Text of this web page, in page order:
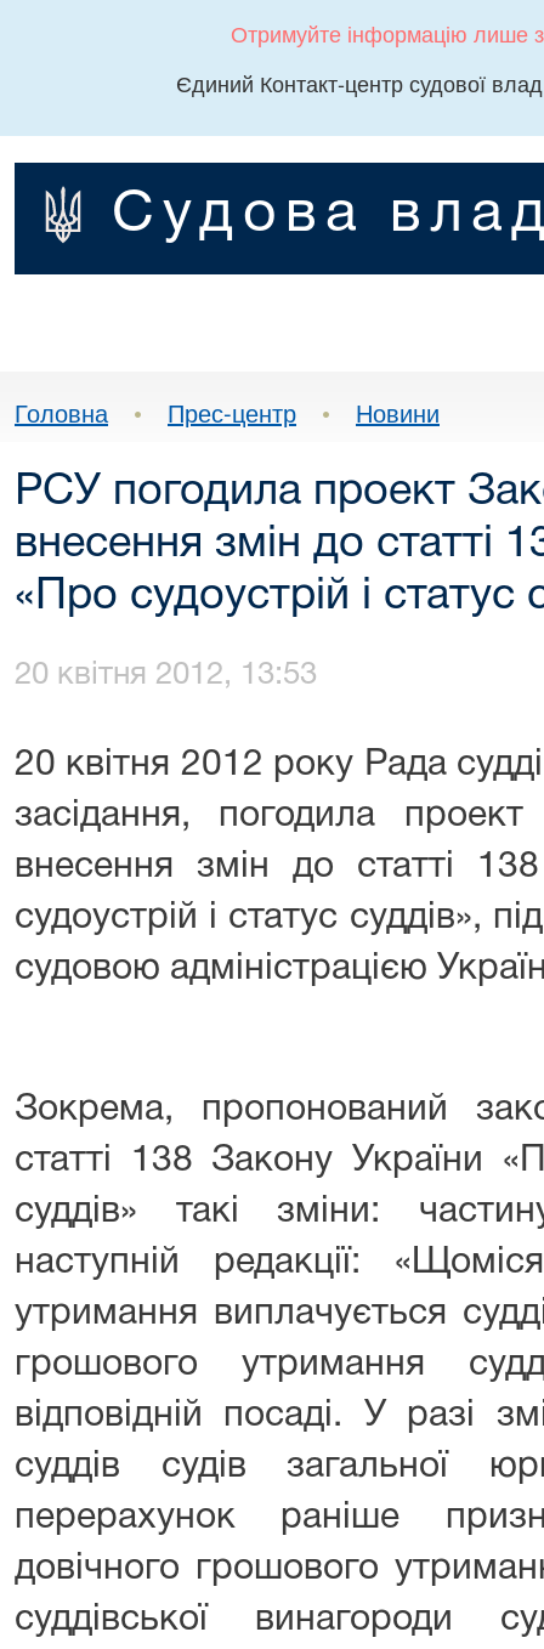
Отримуйте інформацію лише
Єдиний Контакт-центр судової
Судова
Головна • Прес-центр • Новини
РСУ погодила проект
внесення змін до статті
«Про судоустрій і статус
20 квітня 2012, 13:53
20 квітня 2012 року Рада
засідання, погодила
внесення змін до статті
судоустрій і статус суддів»,
судовою адміністрацією
Зокрема, пропонований
статті 138 Закону України
суддів» такі зміни:
наступній редакції:
утримання виплачується
грошового утримання
відповідній посаді. У разі
суддів судів загальної
перерахунок раніше
довічного грошового
суддівської винагороди